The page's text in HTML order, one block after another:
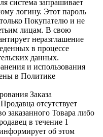
система запрашивает
логину. Этот пароль
Покупателю и не
лицам. В свою
неразглашение
в процессе
данных.
и использования
в Политике
Заказа
отсутствует
заказанного Товара либо
в течение 1
об этом